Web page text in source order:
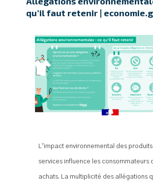
qu’il faut retenir |
L’impact environnemental des
services influence les consommateurs
achats. La multiplicité des allégations